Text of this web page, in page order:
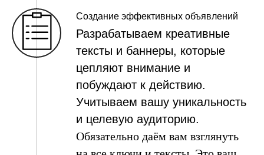
Создание эффективных объявлений
Разрабатываем креативные
тексты и баннеры, которые
цепляют внимание и
побуждают к действию.
Учитываем вашу уникальность
и целевую аудиторию.
Обязательно даём вам взглянуть